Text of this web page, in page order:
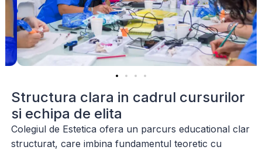
Structura clara in cadrul cursurilor
si echipa de elita
Colegiul de Estetica ofera un parcurs educational clar
structurat, care imbina fundamentul teoretic cu